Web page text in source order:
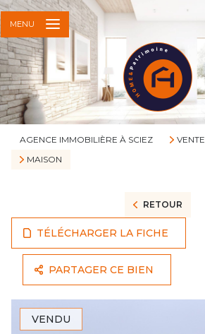
MENU
AGENCE IMMOBILIÈRE À SCIEZ VENTE
MAISON
RETOUR
TÉLÉCHARGER LA FICHE
PARTAGER CE BIEN
VENDU